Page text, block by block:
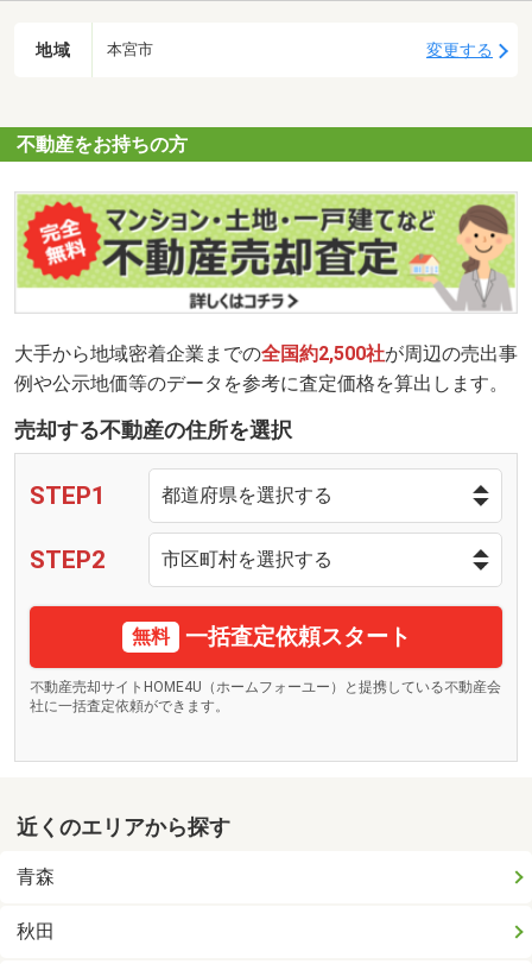
地域 本宮市 変更する
不動産をお持ちの方
大手から地域密着企業までの全国約2,500社が周辺の売出事
例や公示地価等のデータを参考に査定価格を算出します。
売却する不動産の住所を選択
STEP1
STEP2
無料 一括査定依頼スタート
不動産売却サイトHOME4U（ホームフォーユー）と提携している不動産会
社に一括査定依頼ができます。
近くのエリアから探す
青森
秋田